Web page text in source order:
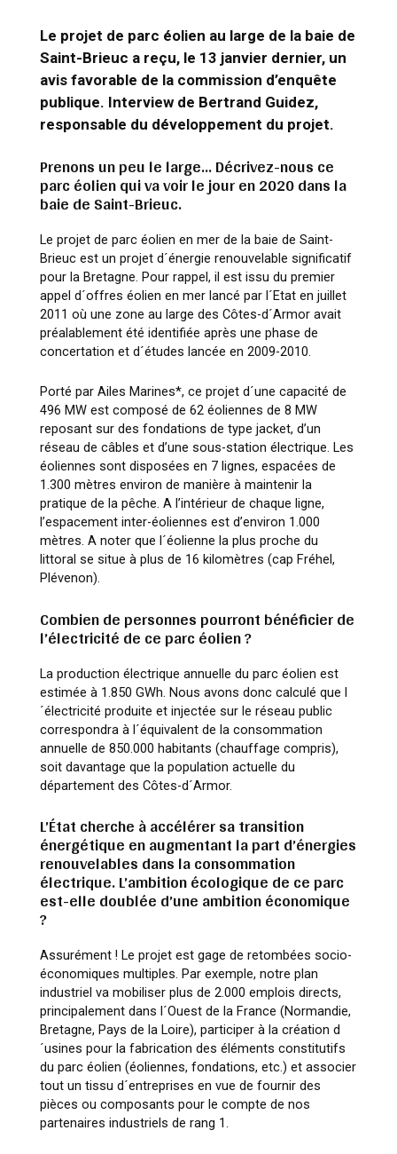
Le projet de parc éolien au large de la baie de
Saint-Brieuc a reçu, le 13 janvier dernier, un
avis favorable de la commission d’enquête
publique. Interview de Bertrand Guidez,
responsable du développement du projet.
Prenons un peu le large… Décrivez-nous ce
parc éolien qui va voir le jour en 2020 dans la
baie de Saint-Brieuc.
Le projet de parc éolien en mer de la baie de Saint-
Brieuc est un projet d´énergie renouvelable significatif
pour la Bretagne. Pour rappel, il est issu du premier
appel d´offres éolien en mer lancé par l´Etat en juillet
2011 où une zone au large des Côtes-d´Armor avait
préalablement été identifiée après une phase de
concertation et d´études lancée en 2009-2010.
Porté par Ailes Marines*, ce projet d´une capacité de
496 MW est composé de 62 éoliennes de 8 MW
reposant sur des fondations de type jacket, d’un
réseau de câbles et d’une sous-station électrique. Les
éoliennes sont disposées en 7 lignes, espacées de
1.300 mètres environ de manière à maintenir la
pratique de la pêche. A l’intérieur de chaque ligne,
l’espacement inter-éoliennes est d’environ 1.000
mètres. A noter que l´éolienne la plus proche du
littoral se situe à plus de 16 kilomètres (cap Fréhel,
Plévenon).
Combien de personnes pourront bénéficier de
l’électricité de ce parc éolien ?
La production électrique annuelle du parc éolien est
estimée à 1.850 GWh. Nous avons donc calculé que l
´électricité produite et injectée sur le réseau public
correspondra à l´équivalent de la consommation
annuelle de 850.000 habitants (chauffage compris),
soit davantage que la population actuelle du
département des Côtes-d´Armor.
L’État cherche à accélérer sa transition
énergétique en augmentant la part d’énergies
renouvelables dans la consommation
électrique. L’ambition écologique de ce parc
est-elle doublée d’une ambition économique
?
Assurément ! Le projet est gage de retombées socio-
économiques multiples. Par exemple, notre plan
industriel va mobiliser plus de 2.000 emplois directs,
principalement dans l´Ouest de la France (Normandie,
Bretagne, Pays de la Loire), participer à la création d
´usines pour la fabrication des éléments constitutifs
du parc éolien (éoliennes, fondations, etc.) et associer
tout un tissu d´entreprises en vue de fournir des
pièces ou composants pour le compte de nos
partenaires industriels de rang 1.